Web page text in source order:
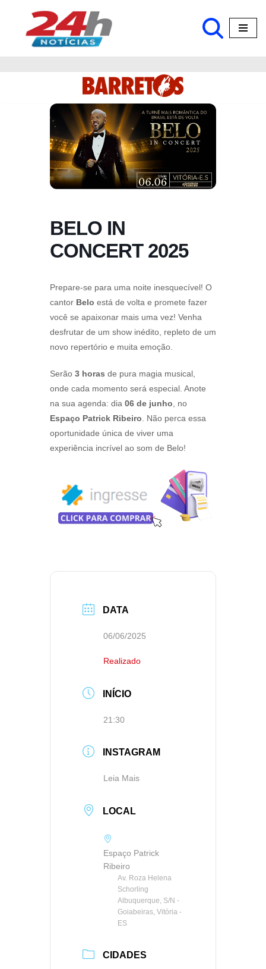
Pular
BELO IN
CONCERT 2025
Prepare-se para uma noite inesquecível! O
cantor Belo está de volta e promete fazer
você se apaixonar mais uma vez! Venha
desfrutar de um show inédito, repleto de um
novo repertório e muita emoção.
Serão 3 horas de pura magia musical,
onde cada momento será especial. Anote
na sua agenda: dia 06 de junho , no
Espaço Patrick Ribeiro . Não perca essa
oportunidade única de viver uma
experiência incrível ao som de Belo!
DATA
06/06/2025
Realizado
INÍCIO
21:30
INSTAGRAM
Leia Mais
LOCAL
Espaço Patrick
Ribeiro
Av. Roza Helena
Schorling
Albuquerque, S/N -
Goiabeiras, Vitória -
ES
CIDADES